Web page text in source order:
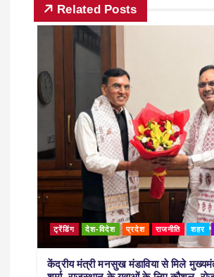
Related Posts
ट्रेंडिंग देश-विदेश प्रदेश राजनीति शहर
केंद्रीय मंत्री मनसुख मंडाविया से मिले